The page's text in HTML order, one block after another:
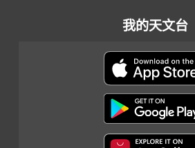
我的天文台